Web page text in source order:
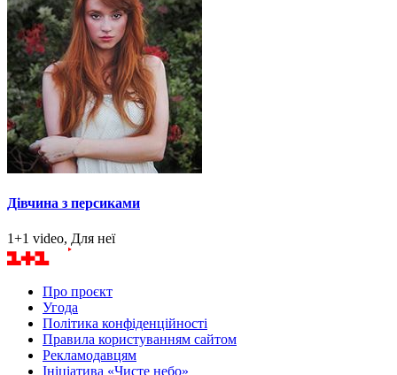
Дівчина з персиками
1+1 video, Для неї
Про проєкт
Угода
Політика конфіденційності
Правила користуванням сайтом
Рекламодавцям
Ініціатива «Чисте небо»